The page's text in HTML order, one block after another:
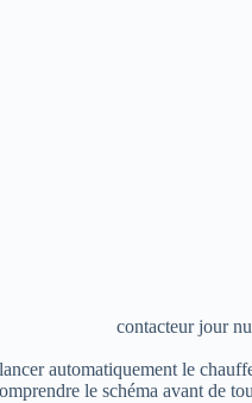
automatiquement le
le schéma avant de